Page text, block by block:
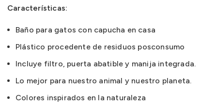
Características:
Baño para gatos con capucha en casa
Plástico procedente de residuos posconsumo
Incluye filtro, puerta abatible y manija integrada.
Lo mejor para nuestro animal y nuestro planeta.
Colores inspirados en la naturaleza